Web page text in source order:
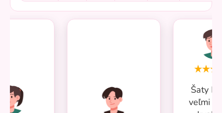
Šaty
veľmi